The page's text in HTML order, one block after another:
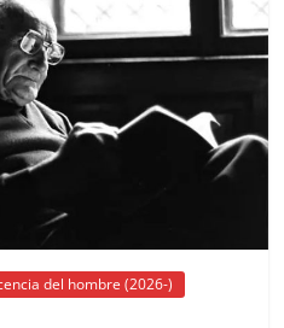
del hombre (2026-)